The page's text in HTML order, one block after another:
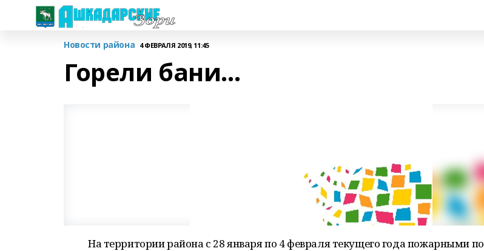
Новости района 4 ФЕВРАЛЯ 2019, 11:45
Горели бани…
На территории района с 28 января по 4 февраля текущего года пожарными по